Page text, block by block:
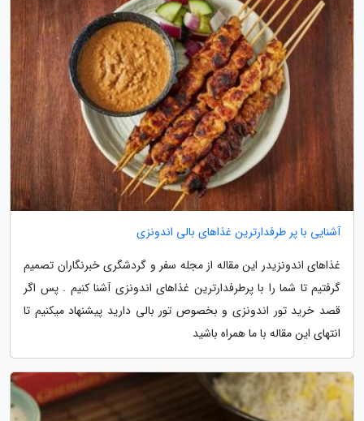
آشنایی با پر طرفدارترین غذاهای بالی اندونزی
غذاهای اندونزیدر این مقاله از مجله سفر و گردشگری خبرنگاران تصمیم
گرفتیم تا شما را با پرطرفدارترین غذاهای اندونزی آشنا کنیم . پس اگر
قصد خرید تور اندونزی و بخصوص تور بالی دارید پیشنهاد میکنیم تا
انتهای این مقاله با ما همراه باشید